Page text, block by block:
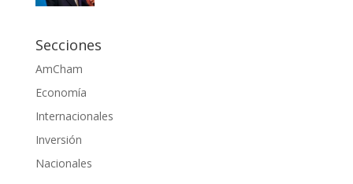
Secciones
AmCham
Economía
Internacionales
Inversión
Nacionales